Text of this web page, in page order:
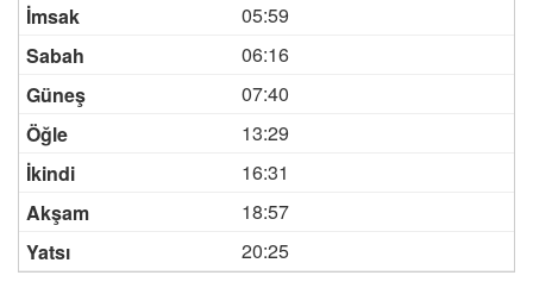
05:59
06:16
07:40
13:29
16:31
18:57
20:25